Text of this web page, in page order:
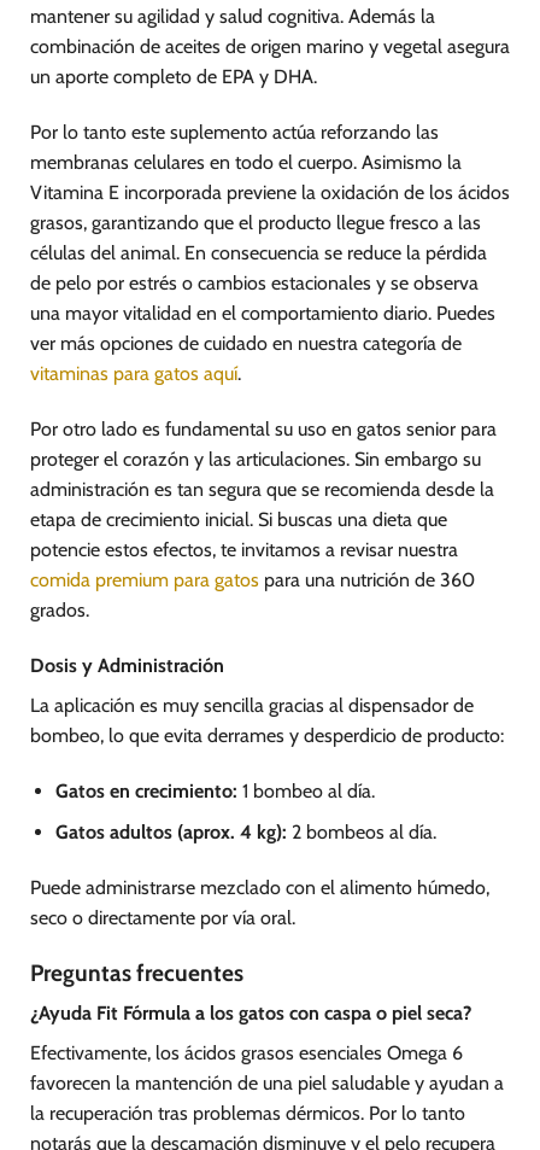
mantener su agilidad y salud cognitiva. Además la
combinación de aceites de origen marino y vegetal asegura
un aporte completo de EPA y DHA.
Por lo tanto este suplemento actúa reforzando las
membranas celulares en todo el cuerpo. Asimismo la
Vitamina E incorporada previene la oxidación de los ácidos
grasos, garantizando que el producto llegue fresco a las
células del animal. En consecuencia se reduce la pérdida
de pelo por estrés o cambios estacionales y se observa
una mayor vitalidad en el comportamiento diario. Puedes
ver más opciones de cuidado en nuestra categoría de
vitaminas para gatos aquí.
Por otro lado es fundamental su uso en gatos senior para
proteger el corazón y las articulaciones. Sin embargo su
administración es tan segura que se recomienda desde la
etapa de crecimiento inicial. Si buscas una dieta que
potencie estos efectos, te invitamos a revisar nuestra
comida premium para gatos para una nutrición de 360
grados.
Dosis y Administración
La aplicación es muy sencilla gracias al dispensador de
bombeo, lo que evita derrames y desperdicio de producto:
Gatos en crecimiento: 1 bombeo al día.
Gatos adultos (aprox. 4 kg): 2 bombeos al día.
Puede administrarse mezclado con el alimento húmedo,
seco o directamente por vía oral.
Preguntas frecuentes
¿Ayuda Fit Fórmula a los gatos con caspa o piel seca?
Efectivamente, los ácidos grasos esenciales Omega 6
favorecen la mantención de una piel saludable y ayudan a
la recuperación tras problemas dérmicos. Por lo tanto
notarás que la descamación disminuye y el pelo recupera